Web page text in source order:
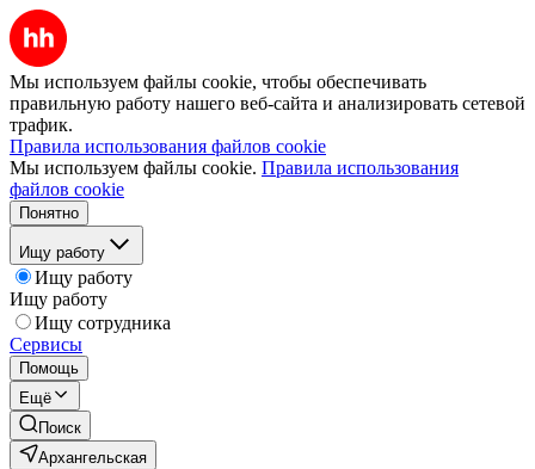
Мы используем файлы cookie, чтобы обеспечивать
правильную работу нашего веб-сайта и анализировать сетевой
трафик.
Правила использования файлов cookie
Мы используем файлы cookie. Правила использования
файлов cookie
Понятно
Ищу работу
Ищу работу
Ищу работу
Ищу сотрудника
Сервисы
Помощь
Ещё
Поиск
Архангельская